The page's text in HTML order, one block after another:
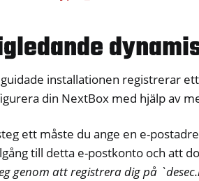
of Synkronisering av skrivbord och
of Hantering av fjärråtkomst
installationen registrerar
din NextBox med hjälp av
ett måste du ange en e-
till detta e-postkonto och att
genom att registrera dig på